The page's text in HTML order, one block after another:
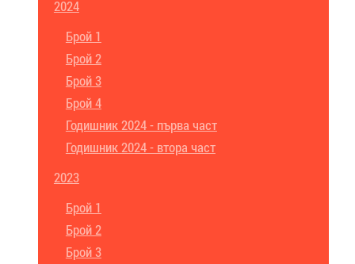
2024
Брой 1
Брой 2
Брой 3
Брой 4
Годишник 2024 - първа част
Годишник 2024 - втора част
2023
Брой 1
Брой 2
Брой 3